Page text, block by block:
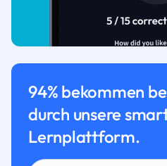
94% bekommen
durch unsere
Lernplattform.